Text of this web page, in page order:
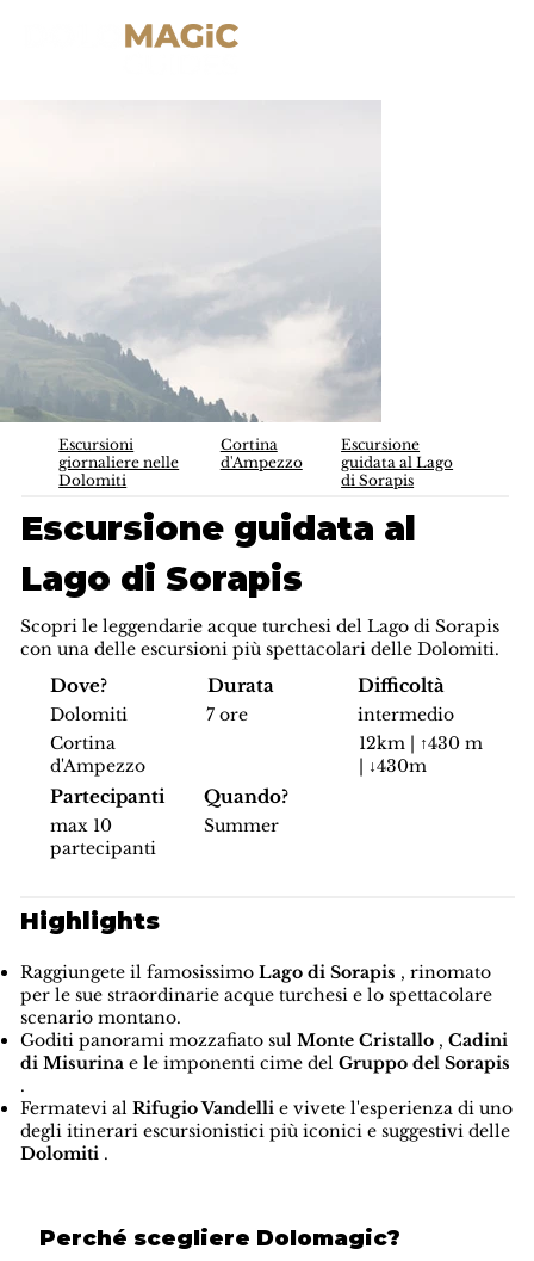
Escursioni
giornaliere nelle
Dolomiti
Cortina
d'Ampezzo
Escursione
guidata al Lago
di Sorapis
Escursione guidata al
Lago di Sorapis
Scopri le leggendarie acque turchesi del Lago di Sorapis
con una delle escursioni più spettacolari delle Dolomiti.
Dove?
Dolomiti
Cortina
d'Ampezzo
Durata
7 ore
Difficoltà
intermedio
12km | ↑430 m
| ↓430m
Partecipanti
max 10
partecipanti
Quando?
Summer
Highlights
Raggiungete il famosissimo Lago di Sorapis , rinomato
per le sue straordinarie acque turchesi e lo spettacolare
scenario montano.
Goditi panorami mozzafiato sul Monte Cristallo, Cadini
di Misurinae le imponenti cime del Gruppo del Sorapis
.
Fermatevi al Rifugio Vandellie vivete l'esperienza di uno
degli itinerari escursionistici più iconici e suggestivi delle
Dolomiti.
Perché scegliere Dolomagic?